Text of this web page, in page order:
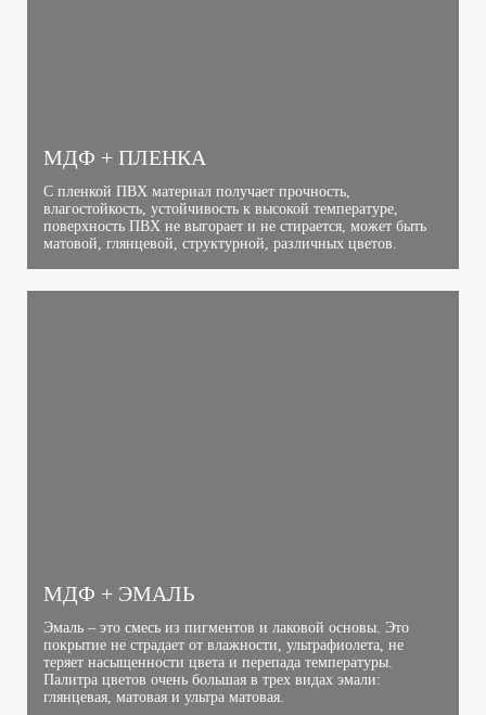
МДФ + ПЛЕНКА
С пленкой ПВХ материал получает прочность,
влагостойкость, устойчивость к высокой температуре,
поверхность ПВХ не выгорает и не стирается, может быть
матовой, глянцевой, структурной, различных цветов.
МДФ + ЭМАЛЬ
Эмаль – это смесь из пигментов и лаковой основы. Это
покрытие не страдает от влажности, ультрафиолета, не
теряет насыщенности цвета и перепада температуры.
Палитра цветов очень большая в трех видах эмали:
глянцевая, матовая и ультра матовая.